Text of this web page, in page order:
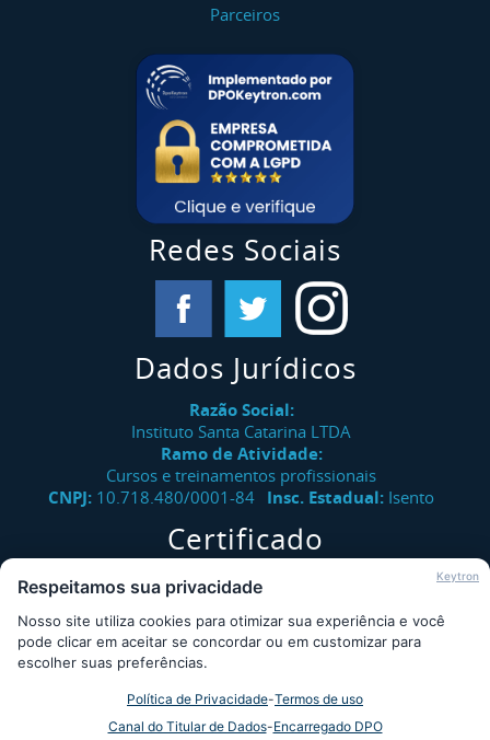
Parceiros
Redes Sociais
Dados Jurídicos
Razão Social:
Instituto Santa Catarina LTDA
Ramo de Atividade:
Cursos e treinamentos profissionais
CNPJ: 10.718.480/0001-84 Insc. Estadual: Isento
Certificado
Verifique a autenticidade de certificados emitidos pelo
Instituto Santa Catarina.
Consultar
Desde 2009 - Instituto Santa Catarina © - Todos os direitos
Keytron
Respeitamos sua privacidade
Nosso site utiliza cookies para otimizar sua experiência e você
pode clicar em aceitar se concordar ou em customizar para
escolher suas preferências.
Política de Privacidade-Termos de uso
Canal do Titular de Dados-Encarregado DPO